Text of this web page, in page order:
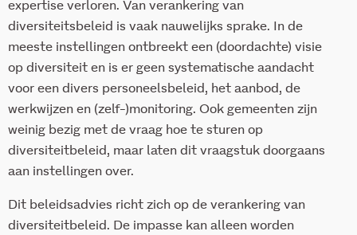
expertise verloren. Van verankering van
diversiteitsbeleid is vaak nauwelijks sprake. In de
meeste instellingen ontbreekt een (doordachte) visie
op diversiteit en is er geen systematische aandacht
voor een divers personeelsbeleid, het aanbod, de
werkwijzen en (zelf-)monitoring. Ook gemeenten zijn
weinig bezig met de vraag hoe te sturen op
diversiteitbeleid, maar laten dit vraagstuk doorgaans
aan instellingen over.
Dit beleidsadvies richt zich op de verankering van
diversiteitbeleid. De impasse kan alleen worden